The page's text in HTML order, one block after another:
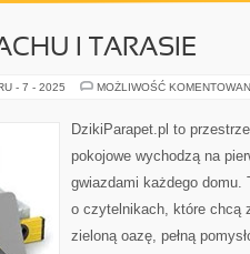
I TARASIE
- 7 - 2025 MOŻLIWOŚĆ
DzikiParapet.pl to
pokojowe wychodzą na
gwiazdami każdego
o czytelnikach, które chcą
zieloną oazę, pełną